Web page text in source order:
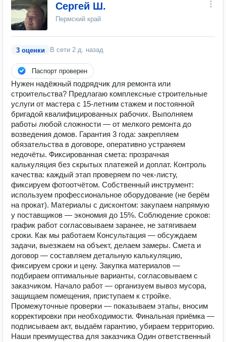
Сергей Ш.
Пермский край
3 оценки В сети 2 д. назад
Паспорт проверен
Нужен надёжный подрядчик для ремонта или
строительства? Предлагаю комплексные строительные
услуги от мастера с 15‑летним стажем и постоянной
бригадой квалифицированных рабочих. Выполняем
работы любой сложности — от мелкого ремонта до
возведения домов. Гарантия 3 года: закрепляем
обязательства в договоре, оперативно устраняем
недочёты. Фиксированная смета: прозрачная
калькуляция без скрытых платежей и доплат. Контроль
качества: каждый этап проверяем по чек‑листу,
фиксируем фотоотчётом. Собственный инструмент:
используем профессиональное оборудование (не берём
на прокат). Материалы с дисконтом: закупаем напрямую
у поставщиков — экономия до 15%. Соблюдение сроков:
график работ согласовываем заранее, не затягиваем
сроки. Как мы работаем Консультация — обсуждаем
задачи, выезжаем на объект, делаем замеры. Смета и
договор — составляем детальную калькуляцию,
фиксируем сроки и цену. Закупка материалов —
подбираем оптимальные варианты, согласовываем с
заказчиком. Начало работ — организуем вывоз мусора,
защищаем помещения, приступаем к стройке.
Промежуточные проверки — показываем этапы, вносим
корректировки при необходимости. Финальная приёмка —
подписываем акт, выдаём гарантию, убираем территорию.
Наши преимущества для заказчика Один ответственный